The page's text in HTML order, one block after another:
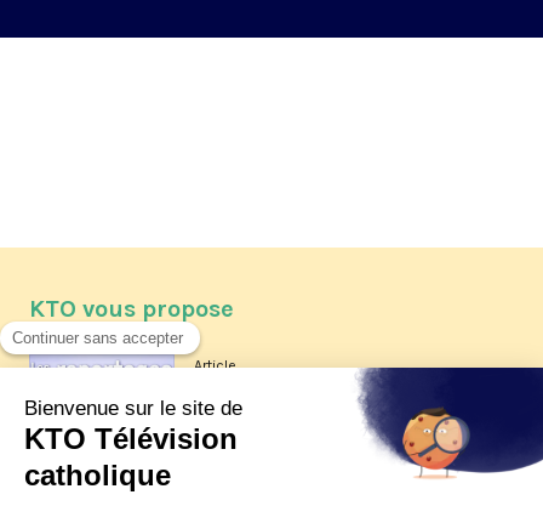
KTO vous propose
Article
Les reportages d'été 2026 de KTO